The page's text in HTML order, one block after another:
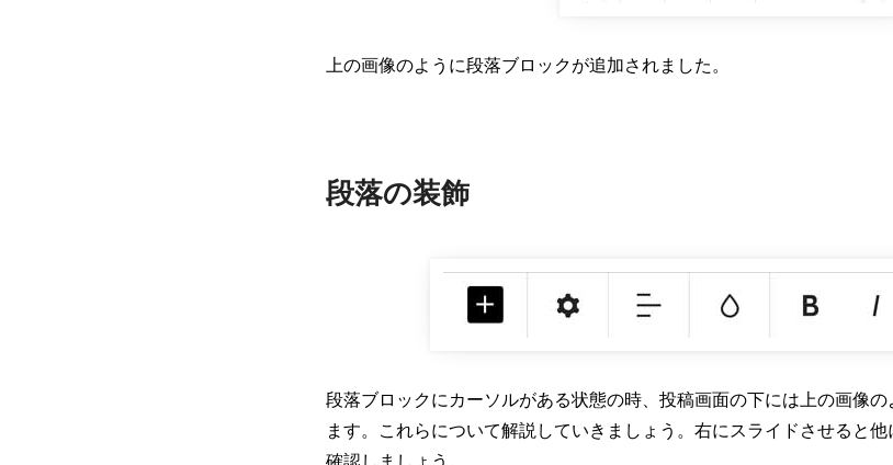
上の画像のように段落ブロックが追加されました。
段落の装飾
段落ブロックにカーソルがある状態の時、投稿画面の下には上の画像
ます。これらについて解説していきましょう。右にスライドさせると